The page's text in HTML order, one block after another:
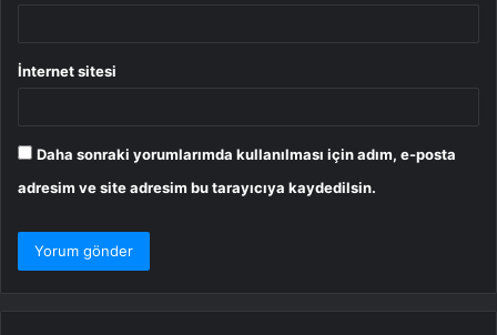
İnternet sitesi
Daha sonraki yorumlarımda kullanılması için adım, e-posta
adresim ve site adresim bu tarayıcıya kaydedilsin.